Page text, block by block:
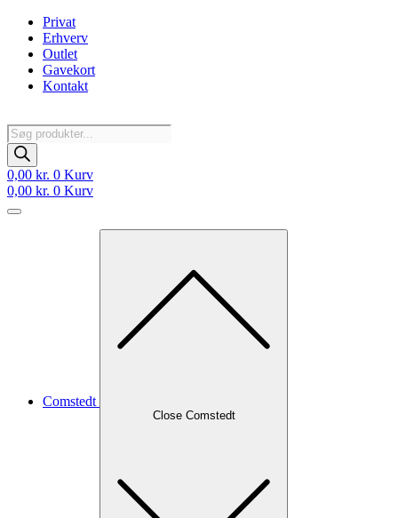
Videre
indhold
Privat
Erhverv
Outlet
Gavekort
Kontakt
Products
search
0,00 kr. 0 Kurv
0,00 kr. 0 Kurv
Comstedt
Close Comstedt